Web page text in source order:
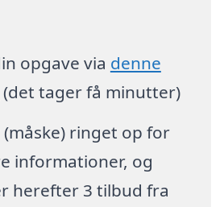
opgave via denne
tager få minutter)
(måske) ringet op for
informationer, og
herefter 3 tilbud fra